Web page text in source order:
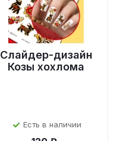
Слайдер-дизайн
Козы хохлома
Есть в наличии